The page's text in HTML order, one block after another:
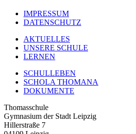
IMPRESSUM
DATENSCHUTZ
AKTUELLES
UNSERE SCHULE
LERNEN
SCHULLEBEN
SCHOLA THOMANA
DOKUMENTE
Thomasschule
Gymnasium der Stadt Leipzig
Hillerstraße 7